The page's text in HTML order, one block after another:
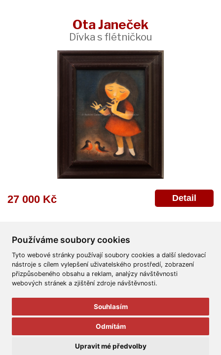
Používáme soubory cookies
Tyto webové stránky používají soubory cookies a další sledovací
nástroje s cílem vylepšení uživatelského prostředí, zobrazení
přizpůsobeného obsahu a reklam, analýzy návštěvnosti
webových stránek a zjištění zdroje návštěvnosti.
Souhlasím
Odmítám
Upravit mé předvolby
Ota Janeček
Dívka s flétničkou
27 000 Kč Detail
Všeobecné obchodní podmínky Reklamační řád
Ochrana osobních údajů
Aukční Galerie Platýz
Všechna práva vyhrazena.